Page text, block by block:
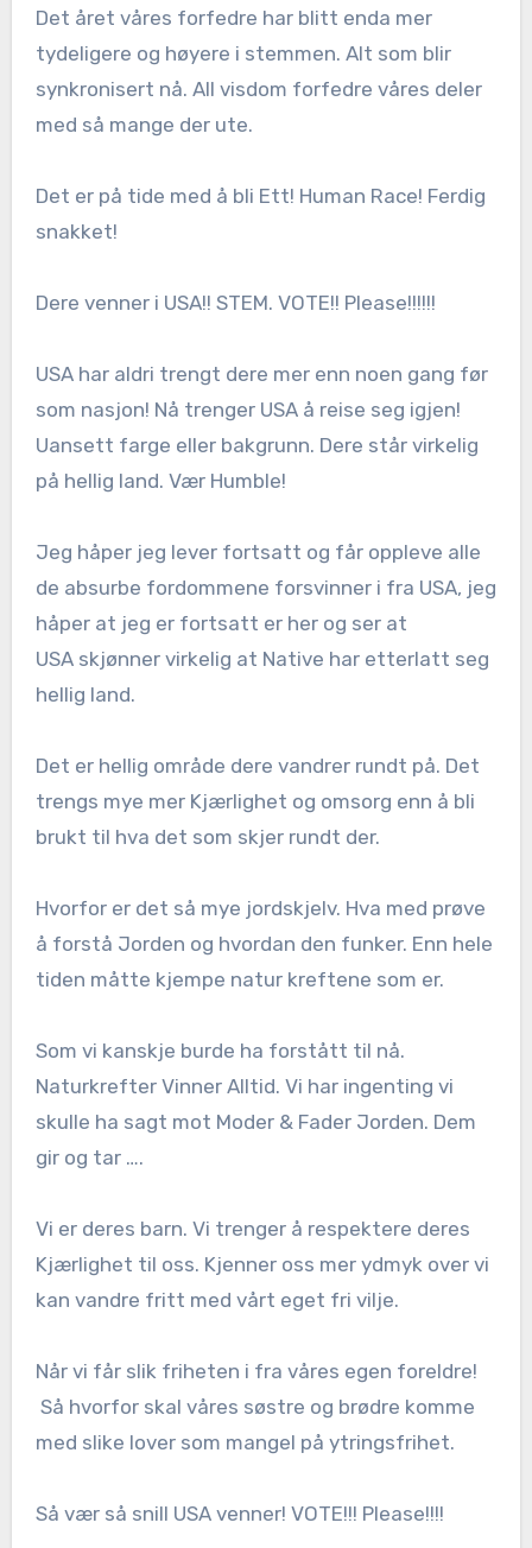
Det året våres forfedre har blitt enda mer
tydeligere og høyere i stemmen. Alt som blir
synkronisert nå. All visdom forfedre våres deler
med så mange der ute.
Det er på tide med å bli Ett! Human Race! Ferdig
snakket!
Dere venner i USA!! STEM. VOTE!! Please!!!!!!
USA har aldri trengt dere mer enn noen gang før
som nasjon! Nå trenger USA å reise seg igjen!
Uansett farge eller bakgrunn. Dere står virkelig
på hellig land. Vær Humble!
Jeg håper jeg lever fortsatt og får oppleve alle
de absurbe fordommene forsvinner i fra USA, jeg
håper at jeg er fortsatt er her og ser at
USA skjønner virkelig at Native har etterlatt seg
hellig land.
Det er hellig område dere vandrer rundt på. Det
trengs mye mer Kjærlighet og omsorg enn å bli
brukt til hva det som skjer rundt der.
Hvorfor er det så mye jordskjelv. Hva med prøve
å forstå Jorden og hvordan den funker. Enn hele
tiden måtte kjempe natur kreftene som er.
Som vi kanskje burde ha forstått til nå.
Naturkrefter Vinner Alltid. Vi har ingenting vi
skulle ha sagt mot Moder & Fader Jorden. Dem
gir og tar ….
Vi er deres barn. Vi trenger å respektere deres
Kjærlighet til oss. Kjenner oss mer ydmyk over vi
kan vandre fritt med vårt eget fri vilje.
Når vi får slik friheten i fra våres egen foreldre!
Så hvorfor skal våres søstre og brødre komme
med slike lover som mangel på ytringsfrihet.
Så vær så snill USA venner! VOTE!!! Please!!!!